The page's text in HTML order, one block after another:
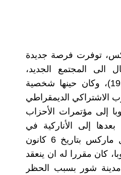
ماركس، توفرت فرصة جديدة
الى المجتمع الجديد،
الاشتراكي. إذ قام فرديناند دوميلا نيوينهوس (1846-1919)، وكان حينها شخصية
الاشتراكي الديمقراطي
عضوا في البرلمان عام 1888، ومندوبا إلى مؤتمرات الأحزاب
1889، 1891، 1893، لينتقل بعدها إلى الأناركية في
تسعينيات القرن التاسع عشر، بإرسال رسالة الى كارل ماركس بتاريخ 6 كانون
كان مقررا له ان ينعقد
مدينة شور بسبب الحظر